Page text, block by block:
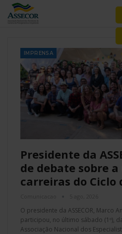
IMPRENSA
Presidente da
de debate sobre
carreiras do Ciclo
O presidente da ASSECOR, Marco
participou, no último sábado (1º),
Associação Nacional dos